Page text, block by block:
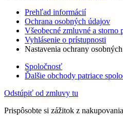
Prehľad informácií
Ochrana osobných údajov
Všeobecné zmluvné a storno
Vyhlásenie o prístupnosti
Nastavenia ochrany
Spoločnosť
Ďalšie obchody patriace
Odstúpiť od zmluvy tu
Prispôsobte si zážitok z nakupovania